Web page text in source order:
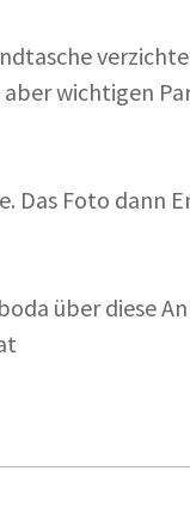
wichtigen
Das Foto dann
über diese